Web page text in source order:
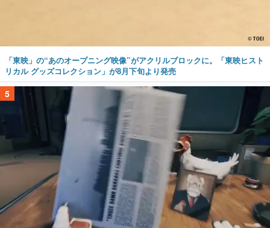
「東映」の“あのオープニング映像”がアクリルブロックに。「東映ヒスト
リカル グッズコレクション」が8月下旬より発売
5